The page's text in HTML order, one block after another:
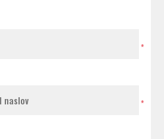
*
*